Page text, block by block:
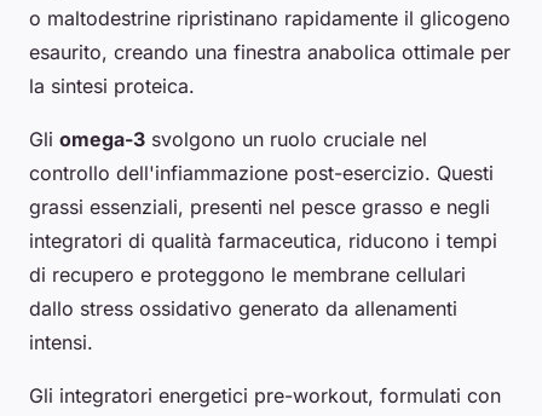
o maltodestrine ripristinano rapidamente il glicogeno
esaurito, creando una finestra anabolica ottimale per
la sintesi proteica.
Gli omega-3 svolgono un ruolo cruciale nel
controllo dell'infiammazione post-esercizio. Questi
grassi essenziali, presenti nel pesce grasso e negli
integratori di qualità farmaceutica, riducono i tempi
di recupero e proteggono le membrane cellulari
dallo stress ossidativo generato da allenamenti
intensi.
Gli integratori energetici pre-workout, formulati con